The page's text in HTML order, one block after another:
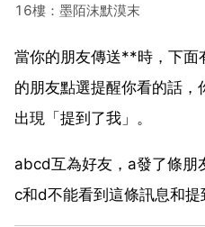
16樓：墨陌沫默漠末
當你的朋友傳送**時，下面
的朋友點選提醒你看的話
出現「提到了我」。
abcd互為好友，a發了條朋
c和d不能看到這條訊息和提